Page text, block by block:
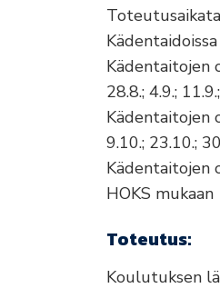
Kädentaitojen
28.8.; 4.9.;
Kädentaitojen
9.10.; 23.10.;
Kädentaitojen
HOKS mukaan
Toteutus:
Koulutuksen